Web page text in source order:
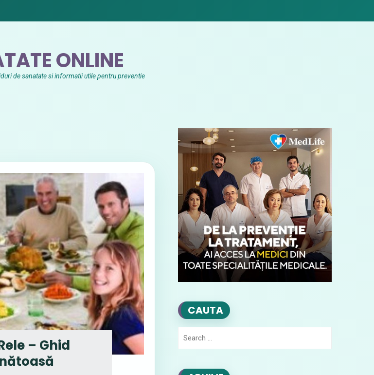
ONLINE
de sanatate si informatii utile pentru preventie
– Ghid
CAUTA